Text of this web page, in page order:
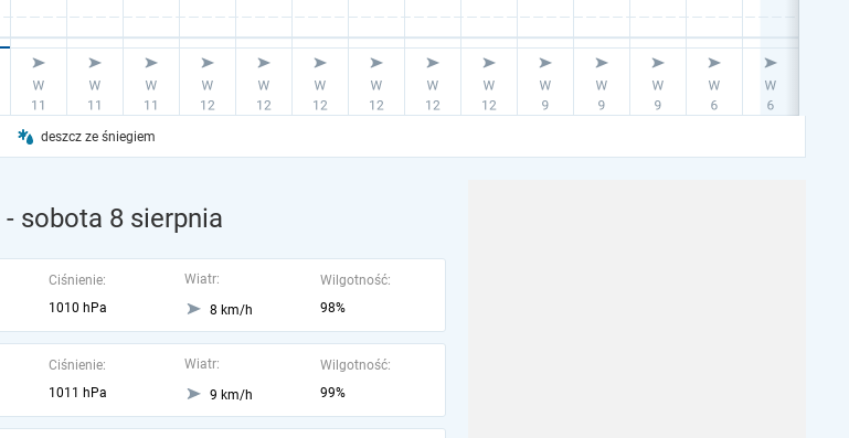
deszcz ze śniegiem
- sobota 8 sierpnia
Ciśnienie:
1010 hPa
Wiatr:
8 km/h
Wilgotność:
98%
Ciśnienie:
1011 hPa
Wiatr:
9 km/h
Wilgotność:
99%